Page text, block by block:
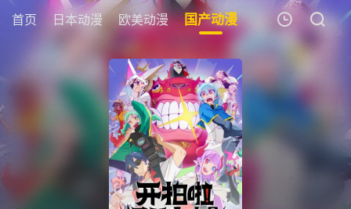
首页 日本动漫 欧美动漫 国产动漫 剧场版 追剧周
我的观影记录
暂无观看影片的记录